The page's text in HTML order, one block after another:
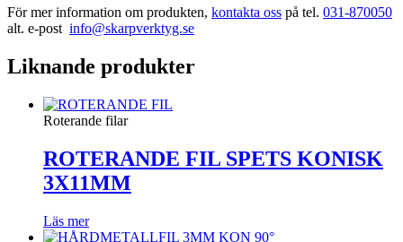
För mer information om produkten, kontakta oss på tel. 031-870050
alt. e-post info@skarpverktyg.se
Liknande produkter
Roterande filar
ROTERANDE FIL SPETS KONISK
3X11MM
Läs mer